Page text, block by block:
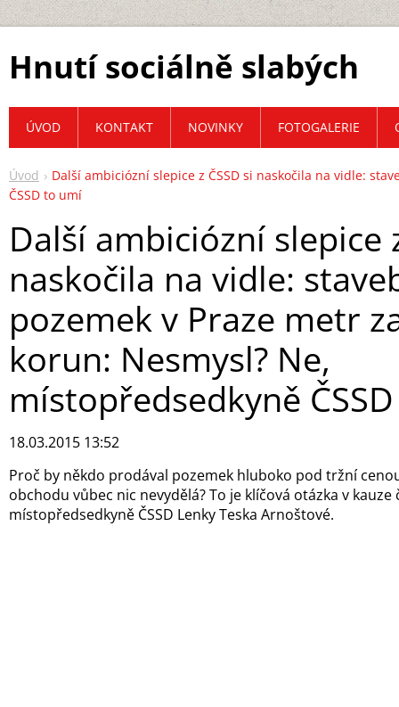
Hnutí sociálně slabých
Úvod
Další ambiciózní slepice z ČSSD si naskočila na vidle:
ČSSD to umí
Další ambiciózní slepice
naskočila na vidle:
pozemek v Praze metr
korun: Nesmysl? Ne,
místopředsedkyně
18.03.2015 13:52
Proč by někdo prodával pozemek hluboko pod tržní
obchodu vůbec nic nevydělá? To je klíčová otázka v kauze
místopředsedkyně ČSSD Lenky Teska Arnoštové.
ÚVOD KONTAKT NOVINKY FOTOGALERIE